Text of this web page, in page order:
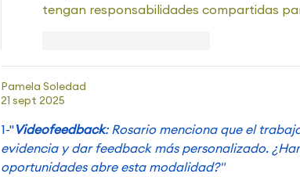
tengan responsabilidades compartidas
Pamela Soledad
21 sept 2025
1-"Videofeedback: Rosario menciona que el
evidencia y dar feedback más personalizado.
oportunidades abre esta modalidad?"